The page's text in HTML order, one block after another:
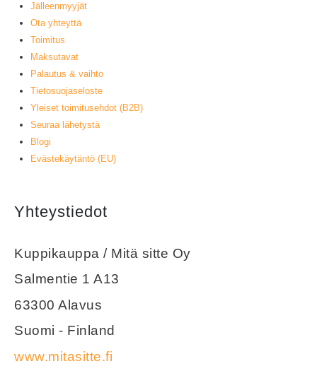
Jälleenmyyjät
Ota yhteyttä
Toimitus
Maksutavat
Palautus & vaihto
Tietosuojaseloste
Yleiset toimitusehdot (B2B)
Seuraa lähetystä
Blogi
Evästekäytäntö (EU)
Yhteystiedot
Kuppikauppa / Mitä sitte Oy
Salmentie 1 A13
63300 Alavus
Suomi - Finland
www.mitasitte.fi